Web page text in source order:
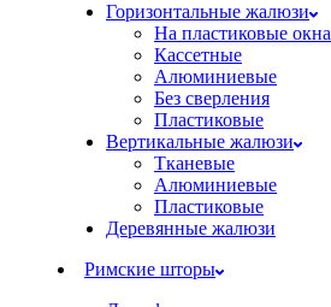
Горизонтальные жалюзи
На пластиковые окна
Кассетные
Алюминиевые
Без сверления
Пластиковые
Вертикальные жалюзи
Тканевые
Алюминиевые
Пластиковые
Деревянные жалюзи
Римские шторы